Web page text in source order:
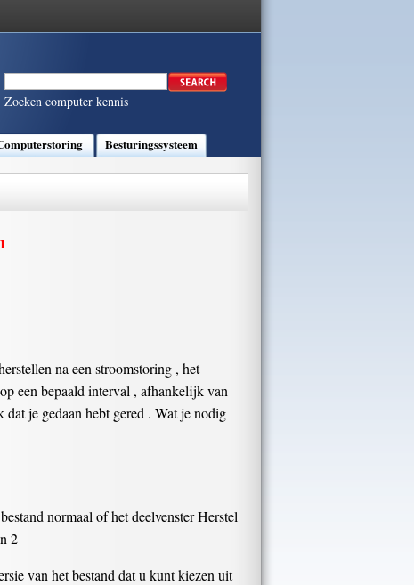
Zoeken computer kennis
Besturingssysteem
na een stroomstoring , het
een bepaald interval , afhankelijk van
je gedaan hebt gered . Wat je nodig
normaal of het deelvenster Herstel
2
van het bestand dat u kunt kiezen uit